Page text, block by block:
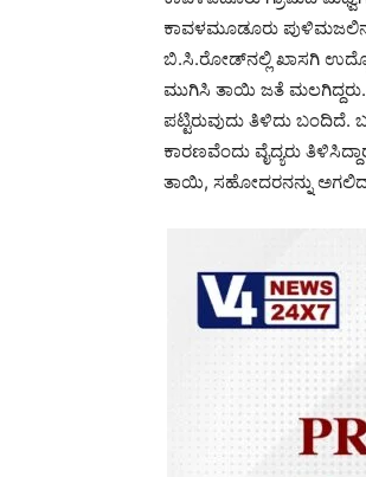
ಕಾವಳಮೂಡೂರು ಪುಳಿಮಜಲಿನ
ಬಿ.ಸಿ.ರೋಡ್‍ನಲ್ಲಿ ಖಾಸಗಿ
ಮುಗಿಸಿ ತಾಯಿ ಜತೆ ಮಲಗಿದ್ದರು.
ಪಟ್ಟಿರುವುದು ತಿಳಿದು ಬಂದಿದೆ.
ಕಾರಣವೆಂದು ವೈದ್ಯರು
ತಾಯಿ, ಸಹೋದರನನ್ನು